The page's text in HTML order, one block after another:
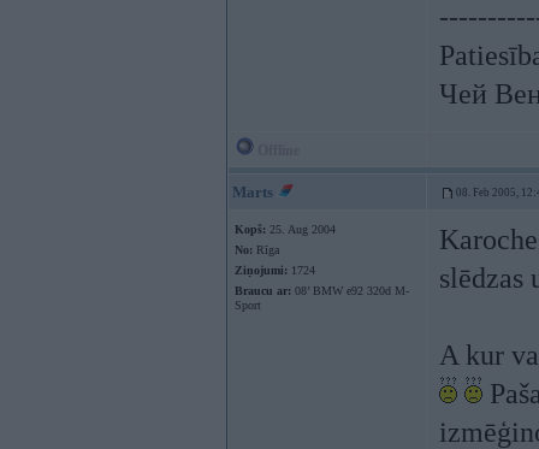
Чей
Marts 08. Feb 2005,
Kopš: 25. Aug 2004
No: Rīga
Ziņojumi: 1724
Braucu ar: 08’ BMW e92 320d M-
Sport
slēdzas
A kur